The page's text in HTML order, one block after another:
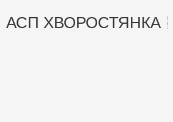
АСП ХВОРОСТЯНКА